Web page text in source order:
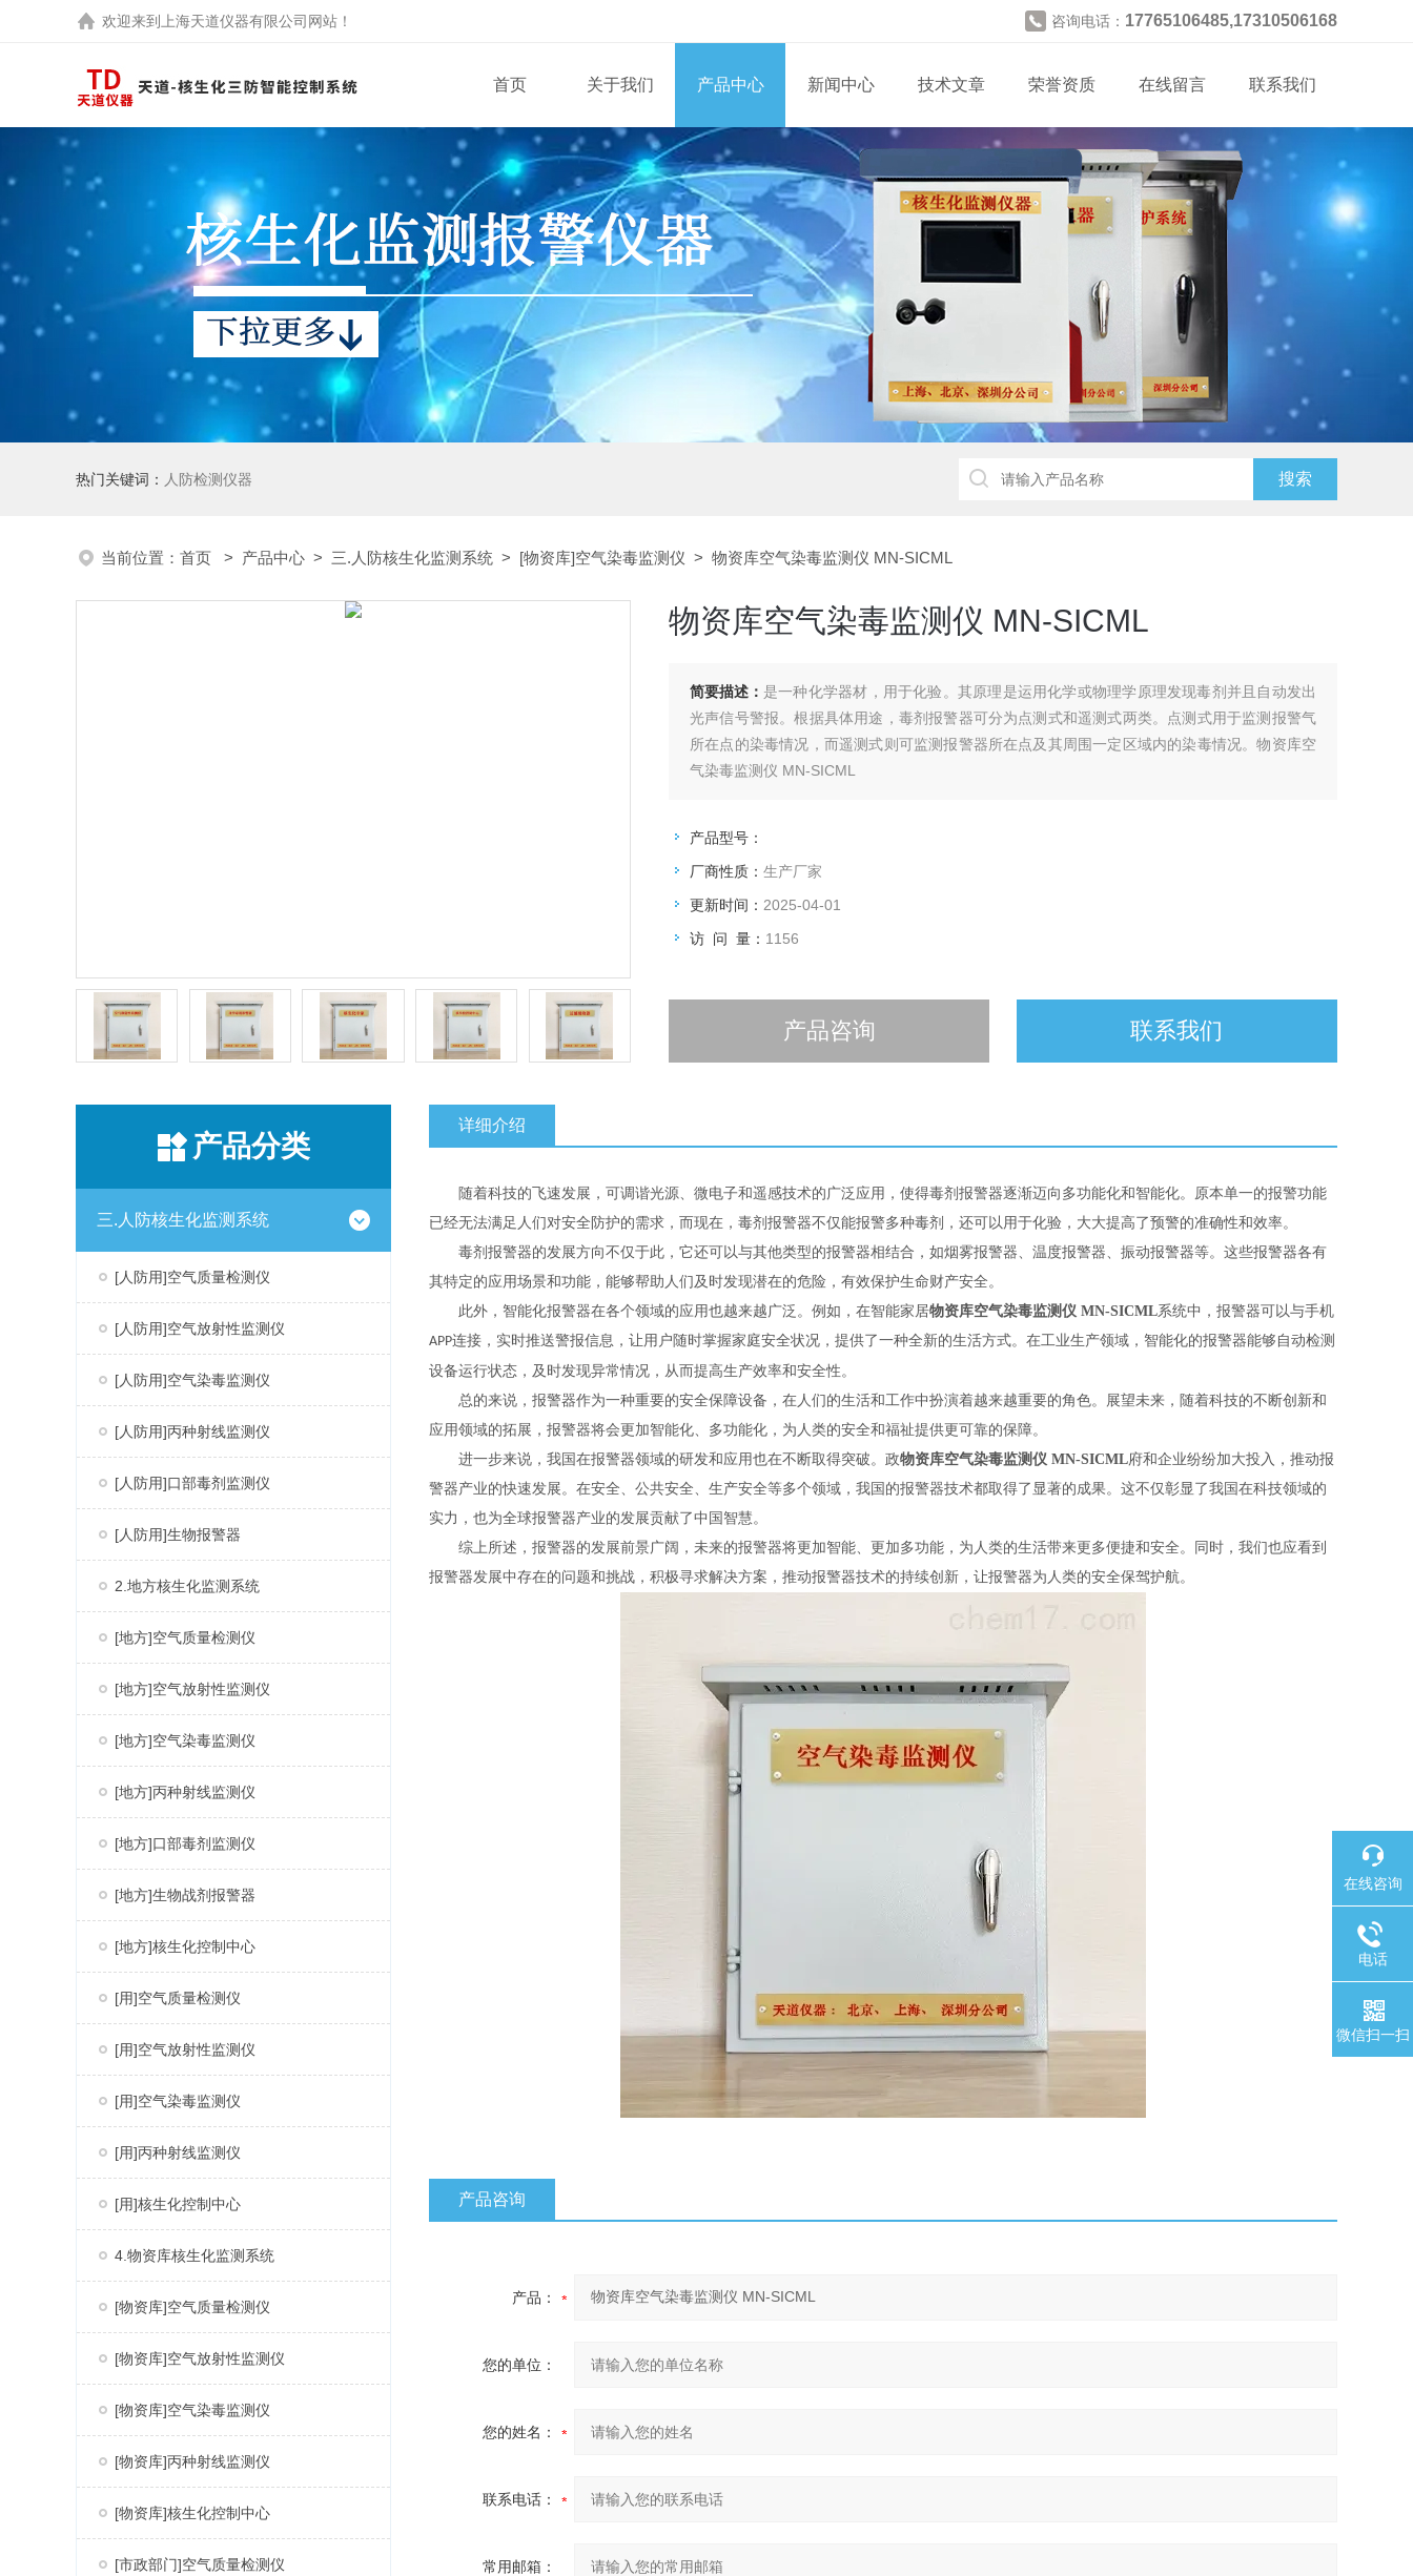
欢迎来到 上海天道仪器有限公司 网站！ 咨询电话： 17765106485,17310506168
首页 关于我们 产品中心 新闻中心 技术文章 荣誉资质 在线留言 联系我们
热门关键词： 人防检测仪器
当前位置： 首页 > 产品中心 > 三.人防核生化监测系统 > [物资库]空气染毒监测仪 > 物资库空气染毒监测仪 MN-SICML
物资库空气染毒监测仪 MN-SICML
简要描述： 是一种化学器材，用于化验。其原理是运用化学或物理学原理发现毒剂并且自动发出
光声信号警报。根据具体用途，毒剂报警器可分为点测式和遥测式两类。点测式用于监测报警气
所在点的染毒情况，而遥测式则可监测报警器所在点及其周围一定区域内的染毒情况。物资库空
气染毒监测仪 MN-SICML
产品型号：
厂商性质： 生产厂家
更新时间： 2025-04-01
访 问 量： 1156
产品咨询 联系我们
产品分类
三.人防核生化监测系统
[人防用]空气质量检测仪
[人防用]空气放射性监测仪
[人防用]空气染毒监测仪
[人防用]丙种射线监测仪
[人防用]口部毒剂监测仪
[人防用]生物报警器
2.地方核生化监测系统
[地方]空气质量检测仪
[地方]空气放射性监测仪
[地方]空气染毒监测仪
[地方]丙种射线监测仪
[地方]口部毒剂监测仪
[地方]生物战剂报警器
[地方]核生化控制中心
[用]空气质量检测仪
[用]空气放射性监测仪
[用]空气染毒监测仪
[用]丙种射线监测仪
[用]核生化控制中心
4.物资库核生化监测系统
[物资库]空气质量检测仪
[物资库]空气放射性监测仪
[物资库]空气染毒监测仪
[物资库]丙种射线监测仪
[物资库]核生化控制中心
[市政部门]空气质量检测仪
详细介绍
随着科技的飞速发展，可调谐光源、微电子和遥感技术的广泛应用，使得毒剂报警器逐渐迈向多功能化和智能化。原本单一的报警功能
已经无法满足人们对安全防护的需求，而现在，毒剂报警器不仅能报警多种毒剂，还可以用于化验，大大提高了预警的准确性和效率。
毒剂报警器的发展方向不仅于此，它还可以与其他类型的报警器相结合，如烟雾报警器、温度报警器、振动报警器等。这些报警器各有
其特定的应用场景和功能，能够帮助人们及时发现潜在的危险，有效保护生命财产安全。
此外，智能化报警器在各个领域的应用也越来越广泛。例如，在智能家居物资库空气染毒监测仪 MN-SICML系统中，报警器可以与手机
APP连接，实时推送警报信息，让用户随时掌握家庭安全状况，提供了一种全新的生活方式。在工业生产领域，智能化的报警器能够自动检测
设备运行状态，及时发现异常情况，从而提高生产效率和安全性。
总的来说，报警器作为一种重要的安全保障设备，在人们的生活和工作中扮演着越来越重要的角色。展望未来，随着科技的不断创新和
应用领域的拓展，报警器将会更加智能化、多功能化，为人类的安全和福祉提供更可靠的保障。
进一步来说，我国在报警器领域的研发和应用也在不断取得突破。政物资库空气染毒监测仪 MN-SICML府和企业纷纷加大投入，推动报
警器产业的快速发展。在安全、公共安全、生产安全等多个领域，我国的报警器技术都取得了显著的成果。这不仅彰显了我国在科技领域的
实力，也为全球报警器产业的发展贡献了中国智慧。
综上所述，报警器的发展前景广阔，未来的报警器将更加智能、更加多功能，为人类的生活带来更多便捷和安全。同时，我们也应看到
报警器发展中存在的问题和挑战，积极寻求解决方案，推动报警器技术的持续创新，让报警器为人类的安全保驾护航。
产品咨询
产品：
您的单位：
您的姓名：
联系电话：
常用邮箱：
在线咨询
电话
微信扫一扫